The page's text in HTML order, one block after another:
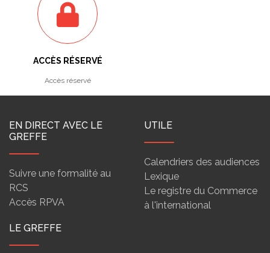
ACCÈS RÉSERVÉ
Accès réservé
EN DIRECT AVEC LE
GREFFE
Suivre une formalité au
RCS
Accès RPVA
UTILE
Calendriers des audiences
Lexique
Le registre du Commerce
à l'international
LE GREFFE